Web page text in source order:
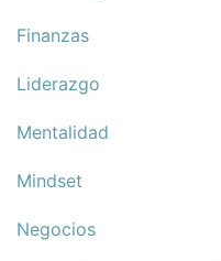
Finanzas
Liderazgo
Mentalidad
Mindset
Negocios